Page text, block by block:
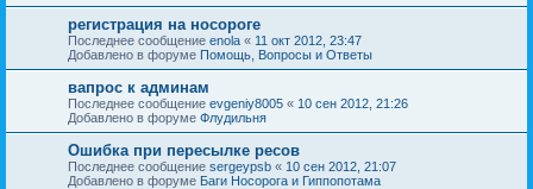
регистрация на носороге
Последнее сообщение enola « 11 окт 2012, 23:47
Добавлено в форуме Помощь, Вопросы и Ответы
вапрос к админам
Последнее сообщение evgeniy8005 « 10 сен 2012, 21:26
Добавлено в форуме Флудильня
Ошибка при пересылке ресов
Последнее сообщение sergeypsb « 10 сен 2012, 21:07
Добавлено в форуме Баги Носорога и Гиппопотама